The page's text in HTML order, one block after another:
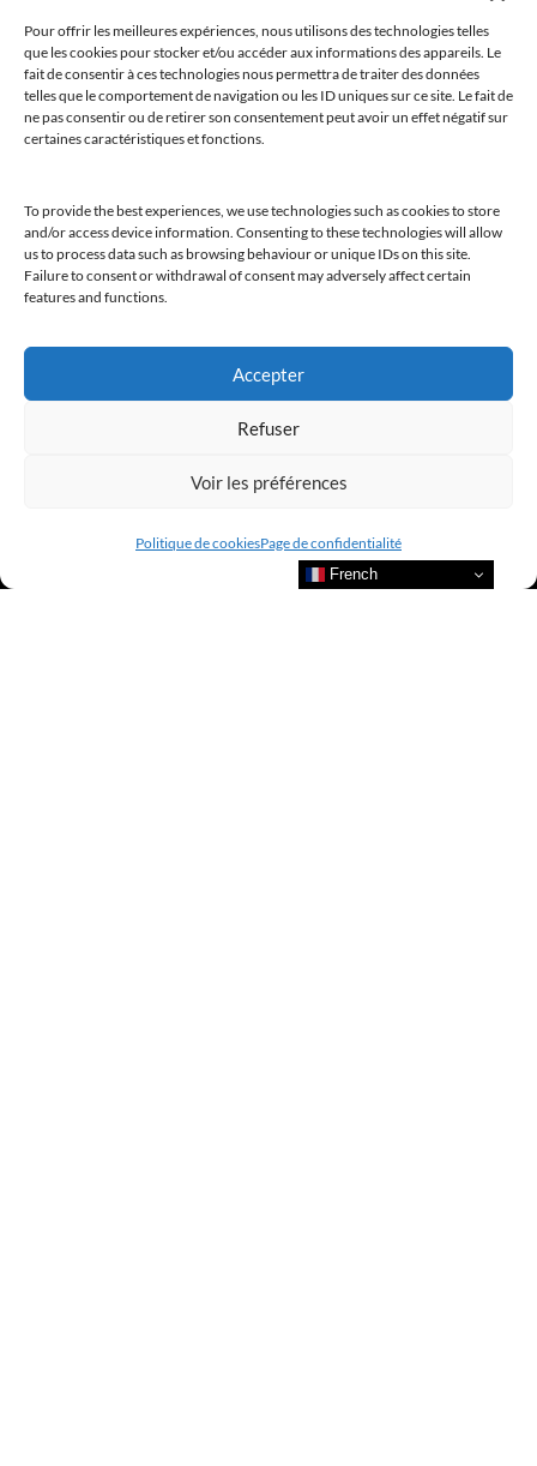
Pour offrir les meilleures expériences, nous utilisons des technologies telles
que les cookies pour stocker et/ou accéder aux informations des appareils. Le
fait de consentir à ces technologies nous permettra de traiter des données
telles que le comportement de navigation ou les ID uniques sur ce site. Le fait de
ne pas consentir ou de retirer son consentement peut avoir un effet négatif sur
certaines caractéristiques et fonctions.
To provide the best experiences, we use technologies such as cookies to store
and/or access device information. Consenting to these technologies will allow
us to process data such as browsing behaviour or unique IDs on this site.
Failure to consent or withdrawal of consent may adversely affect certain
features and functions.
Accepter
Refuser
Voir les préférences
Politique de cookiesPage de confidentialité
@clubamilcar
LUXURY SELECTIONS BY CLUB AMILCAR
French